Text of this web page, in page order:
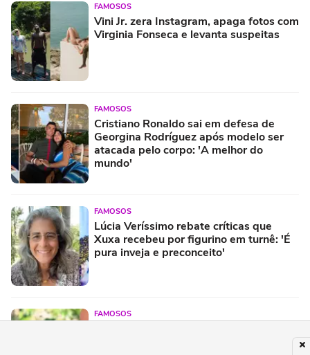
FAMOSOS
Vini Jr. zera Instagram, apaga fotos com
Virginia Fonseca e levanta suspeitas
FAMOSOS
Cristiano Ronaldo sai em defesa de
Georgina Rodríguez após modelo ser
atacada pelo corpo: 'A melhor do
mundo'
FAMOSOS
Lúcia Veríssimo rebate críticas que
Xuxa recebeu por figurino em turnê: 'É
pura inveja e preconceito'
FAMOSOS